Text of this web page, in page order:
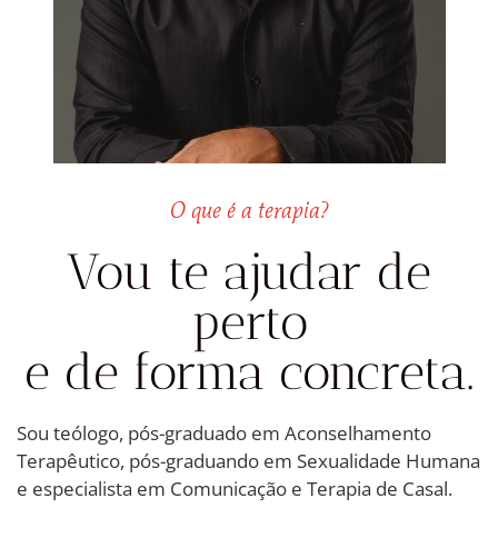
O que é a terapia?
Vou te ajudar de
perto
e de forma concreta.
Sou teólogo, pós-graduado em Aconselhamento
Terapêutico, pós-graduando em Sexualidade Humana
e especialista em Comunicação e Terapia de Casal.